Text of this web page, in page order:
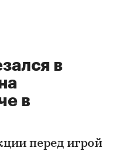
в
в
перед игрой